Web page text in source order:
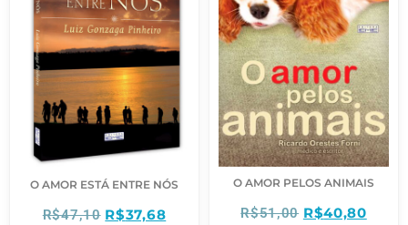
O AMOR ESTÁ ENTRE NÓS
R$47,10 R$37,68
O AMOR PELOS ANIMAIS
R$51,00 R$40,80